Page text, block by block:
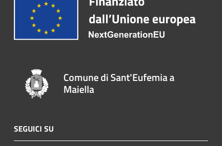
Comune di Sant'Eufemia a
Maiella
SEGUICI SU